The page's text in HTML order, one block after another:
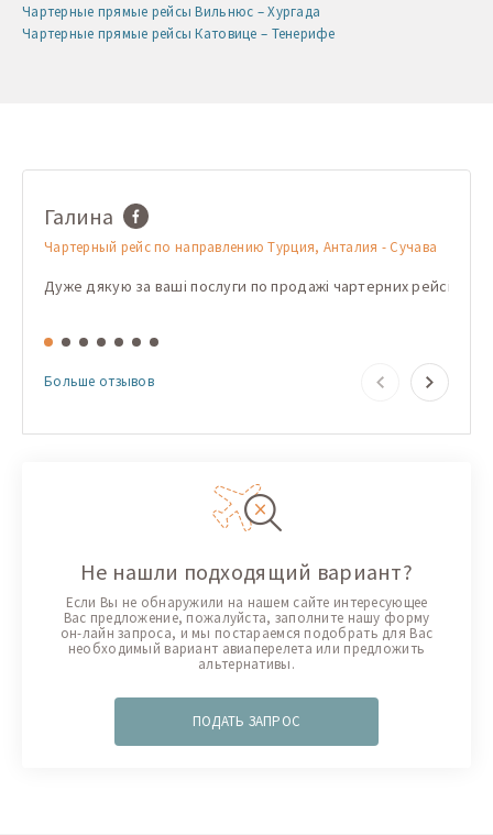
Чартерные прямые рейсы Вильнюс – Хургада
Чартерные прямые рейсы Катовице – Тенерифе
Галина
Чартерный рейс по направлению Турция, Анталия - Сучава
Дуже дякую за ваші послуги по продажі чартерних рейсів!
Больше отзывов
Не нашли подходящий вариант?
Если Вы не обнаружили на нашем сайте интересующее
Вас предложение, пожалуйста, заполните нашу форму
он-лайн запроса, и мы постараемся подобрать для Вас
необходимый вариант авиаперелета или предложить
альтернативы.
ПОДАТЬ ЗАПРОС